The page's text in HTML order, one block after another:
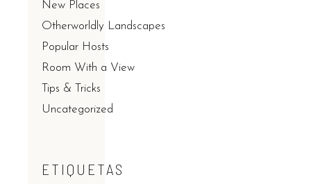
New Places
Otherworldly Landscapes
Popular Hosts
Room With a View
Tips & Tricks
Uncategorized
ETIQUETAS